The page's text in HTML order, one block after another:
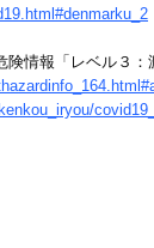
情報「レベル３